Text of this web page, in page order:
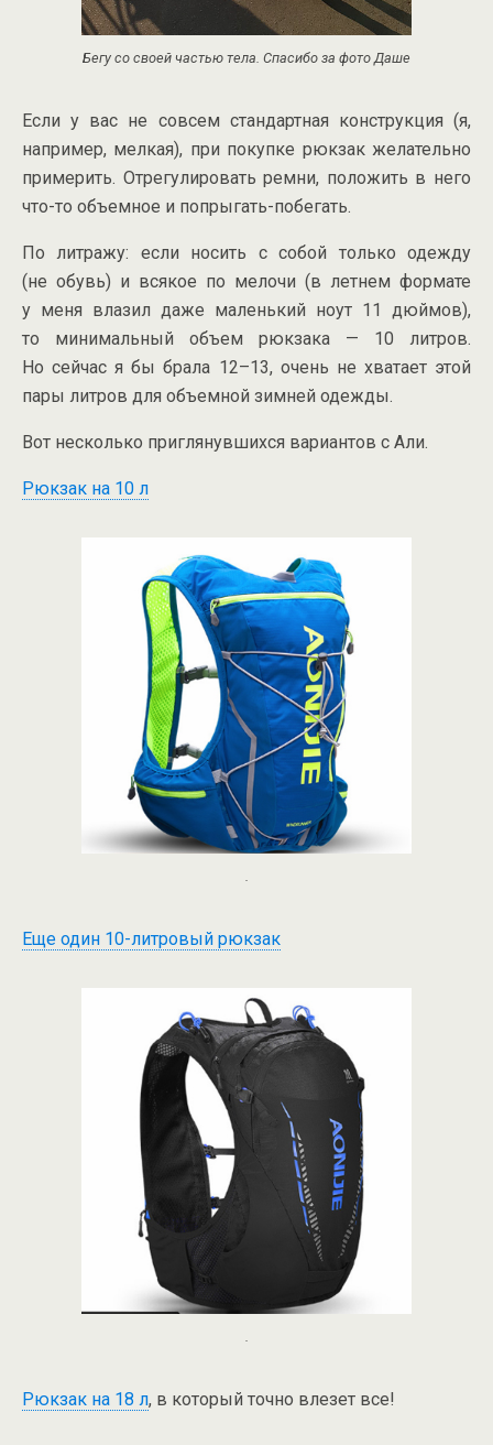
Бегу со своей частью тела. Спасибо за фото Даше
Если у вас не совсем стандартная конструкция (я,
например, мелкая), при покупке рюкзак желательно
примерить. Отрегулировать ремни, положить в него
что-то объемное и попрыгать-побегать.
По литражу: если носить с собой только одежду
(не обувь) и всякое по мелочи (в летнем формате
у меня влазил даже маленький ноут 11 дюймов),
то минимальный объем рюкзака — 10 литров.
Но сейчас я бы брала 12–13, очень не хватает этой
пары литров для объемной зимней одежды.
Вот несколько приглянувшихся вариантов с Али.
Рюкзак на 10 л
Еще один 10-литровый рюкзак
.
Рюкзак на 18 л, в который точно влезет все!